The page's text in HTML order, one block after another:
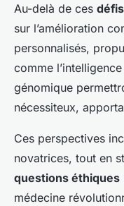
Au-delà de ces défis
sur l’amélioration
personnalisés,
comme
génomique
nécessiteux,
Ces perspectives
novatrices, tout en
questions éthiques
médecine